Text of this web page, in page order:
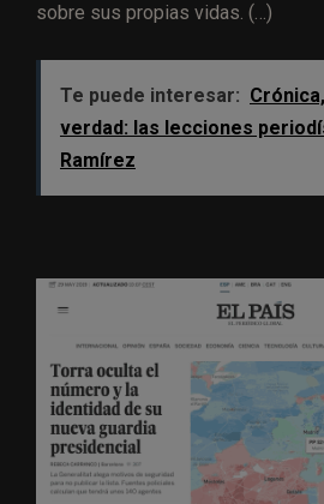
sobre sus propias vidas. (…)
Te puede interesar:
verdad: las lecciones
Ramírez